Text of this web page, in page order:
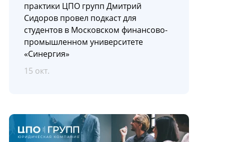
практики ЦПО групп Дмитрий
Сидоров провел подкаст для
студентов в Московском финансово-
промышленном университете
«Синергия»
15 окт.